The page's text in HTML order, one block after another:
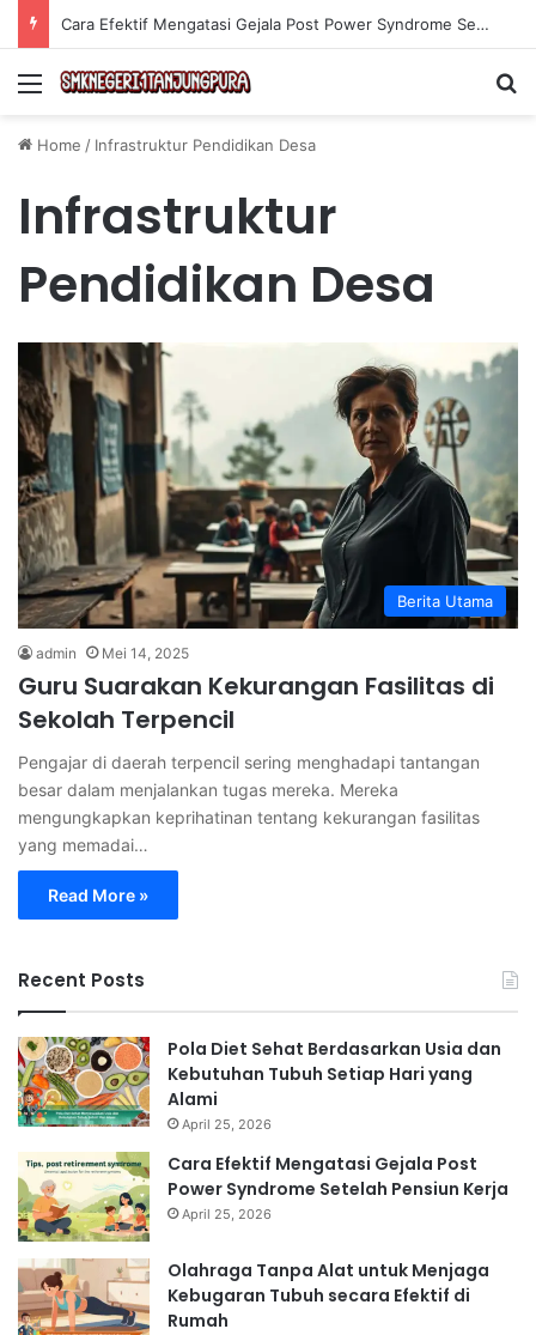
Cara Efektif Mengatasi Gejala Post Power Syndrome Setelah Pensiun Kerja
Menu
Home / Infrastruktur Pendidikan Desa
Infrastruktur
Pendidikan Desa
Berita Utama
admin Mei 14, 2025
Guru Suarakan Kekurangan Fasilitas di
Sekolah Terpencil
Pengajar di daerah terpencil sering menghadapi tantangan
besar dalam menjalankan tugas mereka. Mereka
mengungkapkan keprihatinan tentang kekurangan fasilitas
yang memadai…
Read More »
Recent Posts
Pola Diet Sehat Berdasarkan Usia dan
Kebutuhan Tubuh Setiap Hari yang
Alami
April 25, 2026
Cara Efektif Mengatasi Gejala Post
Power Syndrome Setelah Pensiun Kerja
April 25, 2026
Olahraga Tanpa Alat untuk Menjaga
Kebugaran Tubuh secara Efektif di
Rumah